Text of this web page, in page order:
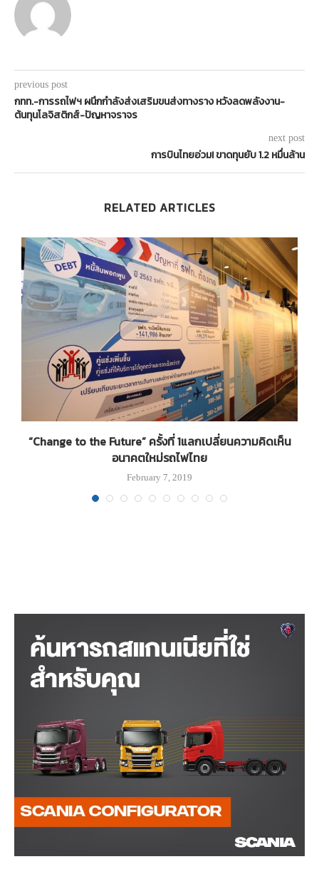
previous post
กทท.-การรถไฟฯ ผนึกกำลังส่งเสริมขนส่งทางราง หวังลดพลังงาน-
ต้นทุนโลจิสติกส์-ปัญหาจราจร
next post
การบินไทยอ่วม! ขาดทุนยับ 1.2 หมื่นล้าน
RELATED ARTICLES
“Change to the Future” ครั้งที่ 1แลกเปลี่ยนความคิดเห็น
อนาคตใหม่รถไฟไทย
February 7, 2019